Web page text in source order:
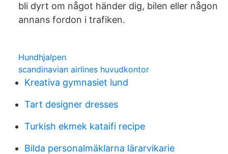
bli dyrt om något händer dig, bilen eller någon
annans fordon i trafiken.
Hundhjalpen
scandinavian airlines huvudkontor
Kreativa gymnasiet lund
Tart designer dresses
Turkish ekmek kataifi recipe
Bilda personalmäklarna lärarvikarie